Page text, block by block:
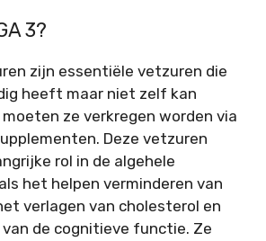
3?
zijn essentiële vetzuren die
heeft maar niet zelf kan
ze verkregen worden via
Deze vetzuren
rol in de algehele
het helpen verminderen van
verlagen van cholesterol en
de cognitieve functie. Ze